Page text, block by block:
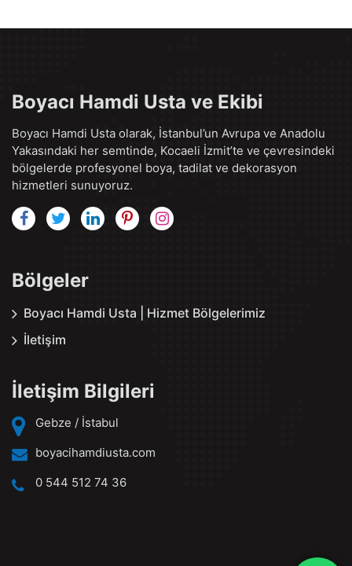
Boyacı Hamdi Usta ve Ekibi
Boyacı Hamdi Usta olarak, İstanbul’un Avrupa ve Anadolu
Yakasındaki her semtinde, Kocaeli İzmit’te ve çevresindeki
bölgelerde profesyonel boya, tadilat ve dekorasyon
hizmetleri sunuyoruz.
Bölgeler
Boyacı Hamdi Usta | Hizmet Bölgelerimiz
İletişim
İletişim Bilgileri
Gebze / İstabul
boyacihamdiusta.com
0 544 512 74 36